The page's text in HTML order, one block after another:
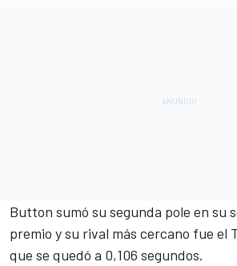
Button sumó su segunda pole en su
premio y su rival más cercano fue el
que se quedó a 0,106 segundos.